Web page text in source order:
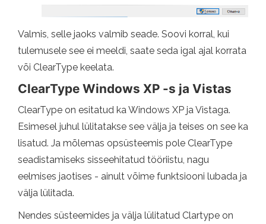
Valmis, selle jaoks valmib seade. Soovi korral, kui
tulemusele see ei meeldi, saate seda igal ajal korrata
või ClearType keelata.
ClearType Windows XP -s ja Vistas
ClearType on esitatud ka Windows XP ja Vistaga.
Esimesel juhul lülitatakse see välja ja teises on see ka
lisatud. Ja mõlemas opsüsteemis pole ClearType
seadistamiseks sisseehitatud tööriistu, nagu
eelmises jaotises - ainult võime funktsiooni lubada ja
välja lülitada.
Nendes süsteemides ja välja lülitatud Clartype on